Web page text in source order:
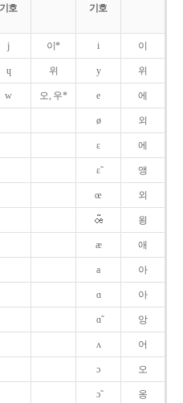
기호
기호
j 이* i 이
ɥ 위 y 위
w 오, 우* e 에
ø 외
ɛ 에
ɛ̃ 앵
œ 외
욍
æ 애
a 아
ɑ 아
ɑ̃ 앙
ʌ 어
ɔ 오
ɔ̃ 옹